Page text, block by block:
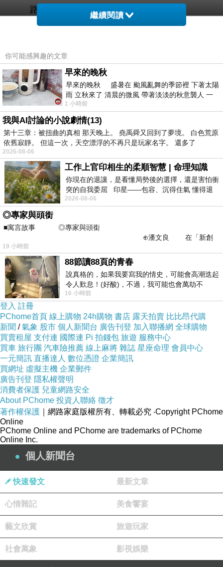
路
☆双星奇緣☆PChome個人新聞台
http://mypaper.pchome.com.tw/rainrainkerry
☆星音樂☆雅虎奇摩拍賣網站☆
http://tw.user.bid.yahoo.com/tw/booth/Y634741
3608
繼續閱讀
你可能感興趣的文章
早來的晚秋
早來的晚秋 盛暑在 颱風亂舞的季節裡 下著太陽
雨 立秋來了 清晨的微風 帶著淡淡的秋意襲人 一
下子 又被赤
1 小時前
我與AI討論的小說劇情(13)
第十三章：被扭曲的真相 那天晚上。 堯禹舜又回到了夢境。 白色荒原
依舊寂靜。 但這一次，天空漂浮的不再只是玩家名字。 還多了
2026-08-06
工作上官印相生的柔順智慧 | 命理知識
你現在的退讓，是看懂局勢後的選擇，還是害怕衝
突的自我委屈 印星——包容、沉得住氣 懂得退
一步觀察，不會
2026-08-06
◎專家與頭銜
■寓言故事 ◎專家與頭銜
⊕潘文良 在「新創
之谷」裡——
19 小時前
88節讀88頁的青春
說真格的，如果我要寫我的情史，可能會高潮迭起
令人歎息！(好酸)，不過，我可能也會萬劫不
復...，每天跪鍵盤還是被判了花心的罪
16 小時前
登入 註冊
PChome首頁 線上購物 24h購物 書店 露天拍賣 比比昂代購
新聞 /氣象 股市 個人新聞台 廣告刊登 加入聯播網 全球購物
買賣租屋 支付連 國際連 Pi 拍錢包 旅遊 服務中心
買車 旅行團 汽車險推薦 線上麻將 雜誌 星座命理 會員中心
一元簡訊 直播達人 數位憑證 企業簡訊
買網址 虛擬主機 企業郵件
廣告刊登 隱私權聲明
消費者保護 兒童網路安全
About PChome 投資人聯絡 徵才
著作權保護 ｜網路家庭版權所有、轉載必究 ‧Copyright PChome
Online
PChome Online and PChome are trademarks of PChome
Online Inc.
個人新聞台
快速發文 最新文章
心情雜記 美食饗宴
藝文欣賞 旅遊玩家
社會萬象 影視娛樂